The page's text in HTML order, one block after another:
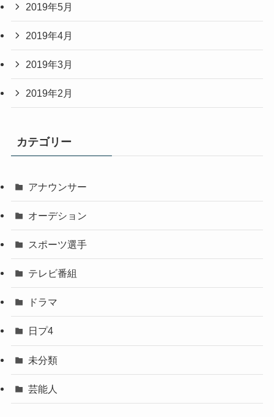
2019年5月
2019年4月
2019年3月
2019年2月
カテゴリー
アナウンサー
オーデション
スポーツ選手
テレビ番組
ドラマ
日プ4
未分類
芸能人